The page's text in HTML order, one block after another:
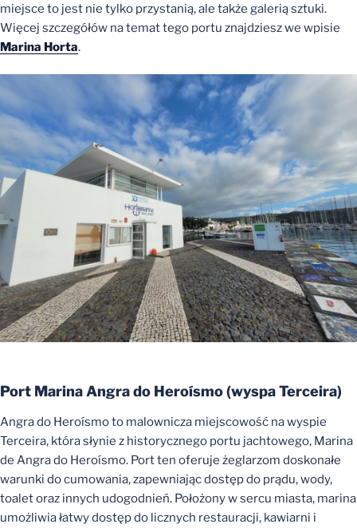
miejsce to jest nie tylko przystanią, ale także galerią sztuki.
Więcej szczegółów na temat tego portu znajdziesz we wpisie
Marina Horta.
Port Marina Angra do Heroísmo (wyspaTerceira)
Angra do Heroísmo to malownicza miejscowość na wyspie
Terceira, która słynie z historycznego portu jachtowego, Marina
de Angra do Heroísmo. Port ten oferuje żeglarzom doskonałe
warunki do cumowania, zapewniając dostęp do prądu, wody,
toalet oraz innych udogodnień. Położony w sercu miasta, marina
umożliwia łatwy dostęp do licznych restauracji, kawiarni i